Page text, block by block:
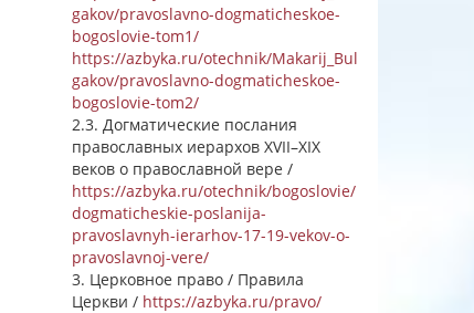
gakov/pravoslavno-dogmaticheskoe-
bogoslovie-tom1/
https://azbyka.ru/otechnik/Makarij_Bul
gakov/pravoslavno-dogmaticheskoe-
bogoslovie-tom2/
2.3. Догматические послания
православных иерархов XVII–XIX
веков о православной вере /
https://azbyka.ru/otechnik/bogoslovie/
dogmaticheskie-poslanija-
pravoslavnyh-ierarhov-17-19-vekov-o-
pravoslavnoj-vere/
3. Церковное право / Правила
Церкви / https://azbyka.ru/pravo/